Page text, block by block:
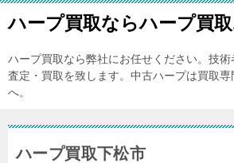
ハープ買取ならハープ買
ハープ買取なら弊社にお任せください。技
査定・買取を致します。中古ハープは買取
へ。
ハープ買取下松市